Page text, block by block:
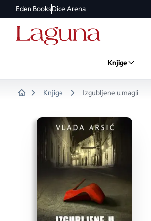
Eden BooksDice Arena
Knjige
Knjige Izgubljene u magli